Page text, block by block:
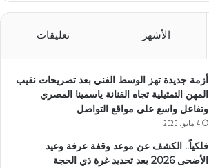
الأشهر تعليقات
أزمة جديدة تهز الوسط الفني بعد تصريحات نقيب
المهن التمثيلية تجاه الفنانة ياسمينا المصري
وتفاعل واسع على مواقع التواصل
4 مايو، 2026
فلكياً.. الكشف عن موعد وقفة عرفة وعيد
الأضحى 2026 بعد تحديد غرة ذي الحجة